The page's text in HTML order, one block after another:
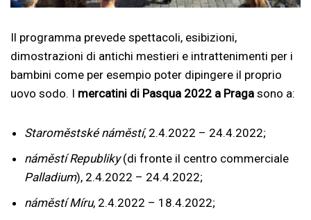
Il programma prevede spettacoli, esibizioni,
dimostrazioni di antichi mestieri e intrattenimenti per i
bambini come per esempio poter dipingere il proprio
uovo sodo. I mercatini di Pasqua 2022 a Praga sono a:
Staroměstské náměstí, 2.4.2022 – 24.4.2022;
náměstí Republiky(di fronte il centro commerciale
Palladium), 2.4.2022 – 24.4.2022;
náměstí Míru, 2.4.2022 – 18.4.2022;